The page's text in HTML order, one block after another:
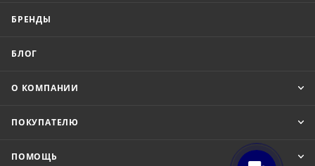
БРЕНДЫ
БЛОГ
О КОМПАНИИ
ПОКУПАТЕЛЮ
ПОМОЩЬ